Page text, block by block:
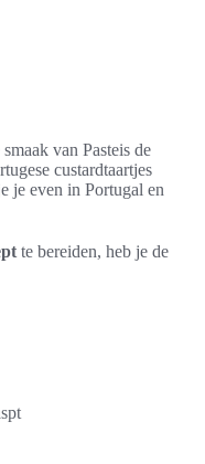
van Pasteis de
custardtaartjes
je even in Portugal en
te bereiden, heb je de